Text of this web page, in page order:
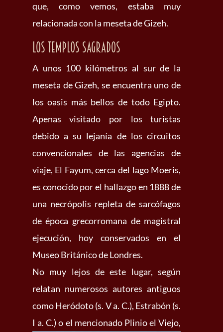
que, como vemos, estaba muy
relacionada con la meseta de Gizeh.
Los templos sagrados
A unos 100 kilómetros al sur de la
meseta de Gizeh, se encuentra uno de
los oasis más bellos de todo Egipto.
Apenas visitado por los turistas
debido a su lejanía de los circuitos
convencionales de las agencias de
viaje, El Fayum, cerca del lago Moeris,
es conocido por el hallazgo en 1888 de
una necrópolis repleta de sarcófagos
de época grecorromana de magistral
ejecución, hoy conservados en el
Museo Británico de Londres.
No muy lejos de este lugar, según
relatan numerosos autores antiguos
como Heródoto (s. V a. C.), Estrabón (s.
I a. C.) o el mencionado Plinio el Viejo,